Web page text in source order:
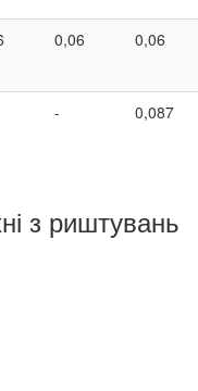
0,06 0,06
- 0,087
з риштувань